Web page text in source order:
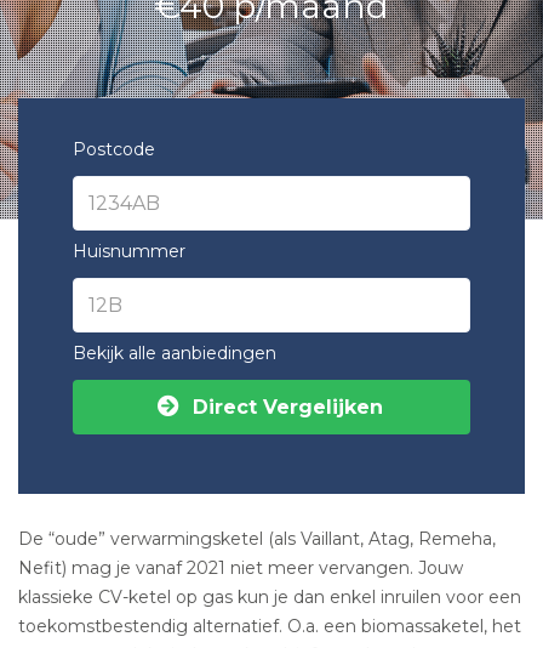
Postcode
Huisnummer
Bekijk alle aanbiedingen
Direct Vergelijken
De “oude” verwarmingsketel (als Vaillant, Atag, Remeha,
Nefit) mag je vanaf 2021 niet meer vervangen. Jouw
klassieke CV-ketel op gas kun je dan enkel inruilen voor een
toekomstbestendig alternatief. O.a. een biomassaketel, het